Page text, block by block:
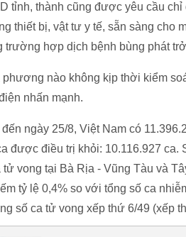
tỉnh, thành cũng được yêu cầu
thiết bị, vật tư y tế, sẵn sàng cho
trường hợp dịch bệnh bùng phát
phương nào không kịp thời kiểm
nhấn mạnh.
ngày 25/8, Việt Nam có
được điều trị khỏi: 10.116.927
vong tại Bà Rịa - Vũng Tàu và
tỷ lệ 0,4% so với tổng số ca
số ca tử vong xếp thứ 6/49 (xếp